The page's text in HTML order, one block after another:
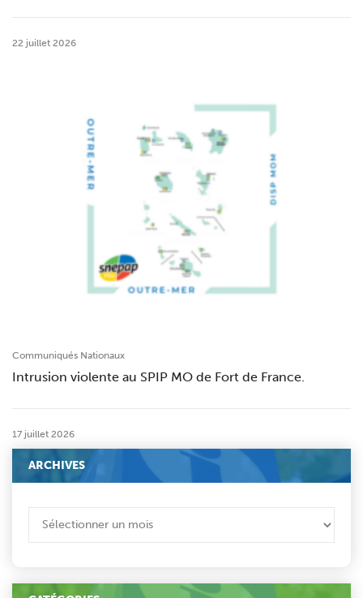
22 juillet 2026
Communiqués Nationaux
Intrusion violente au SPIP MO de Fort de France.
17 juillet 2026
ARCHIVES